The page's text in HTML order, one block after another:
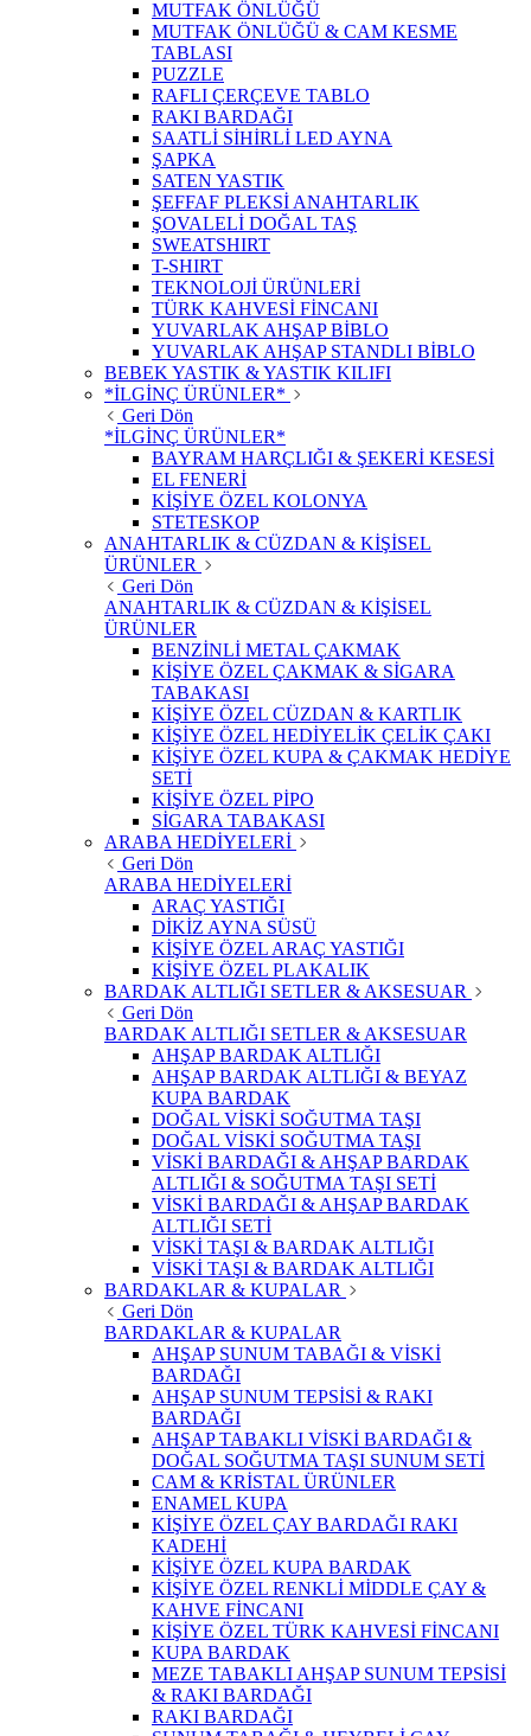
MUTFAK ÖNLÜĞÜ
MUTFAK ÖNLÜĞÜ & CAM KESME
TABLASI
PUZZLE
RAFLI ÇERÇEVE TABLO
RAKI BARDAĞI
SAATLİ SİHİRLİ LED AYNA
ŞAPKA
SATEN YASTIK
ŞEFFAF PLEKSİ ANAHTARLIK
ŞOVALELİ DOĞAL TAŞ
SWEATSHIRT
T-SHIRT
TEKNOLOJİ ÜRÜNLERİ
TÜRK KAHVESİ FİNCANI
YUVARLAK AHŞAP BİBLO
YUVARLAK AHŞAP STANDLI BİBLO
BEBEK YASTIK & YASTIK KILIFI
*İLGİNÇ ÜRÜNLER*
Geri Dön
*İLGİNÇ ÜRÜNLER*
BAYRAM HARÇLIĞI & ŞEKERİ KESESİ
EL FENERİ
KİŞİYE ÖZEL KOLONYA
STETESKOP
ANAHTARLIK & CÜZDAN & KİŞİSEL
ÜRÜNLER
Geri Dön
ANAHTARLIK & CÜZDAN & KİŞİSEL
ÜRÜNLER
BENZİNLİ METAL ÇAKMAK
KİŞİYE ÖZEL ÇAKMAK & SİGARA
TABAKASI
KİŞİYE ÖZEL CÜZDAN & KARTLIK
KİŞİYE ÖZEL HEDİYELİK ÇELİK ÇAKI
KİŞİYE ÖZEL KUPA & ÇAKMAK HEDİYE
SETİ
KİŞİYE ÖZEL PİPO
SİGARA TABAKASI
ARABA HEDİYELERİ
Geri Dön
ARABA HEDİYELERİ
ARAÇ YASTIĞI
DİKİZ AYNA SÜSÜ
KİŞİYE ÖZEL ARAÇ YASTIĞI
KİŞİYE ÖZEL PLAKALIK
BARDAK ALTLIĞI SETLER & AKSESUAR
Geri Dön
BARDAK ALTLIĞI SETLER & AKSESUAR
AHŞAP BARDAK ALTLIĞI
AHŞAP BARDAK ALTLIĞI & BEYAZ
KUPA BARDAK
DOĞAL VİSKİ SOĞUTMA TAŞI
DOĞAL VİSKİ SOĞUTMA TAŞI
VİSKİ BARDAĞI & AHŞAP BARDAK
ALTLIĞI & SOĞUTMA TAŞI SETİ
VİSKİ BARDAĞI & AHŞAP BARDAK
ALTLIĞI SETİ
VİSKİ TAŞI & BARDAK ALTLIĞI
VİSKİ TAŞI & BARDAK ALTLIĞI
BARDAKLAR & KUPALAR
Geri Dön
BARDAKLAR & KUPALAR
AHŞAP SUNUM TABAĞI & VİSKİ
BARDAĞI
AHŞAP SUNUM TEPSİSİ & RAKI
BARDAĞI
AHŞAP TABAKLI VİSKİ BARDAĞI &
DOĞAL SOĞUTMA TAŞI SUNUM SETİ
CAM & KRİSTAL ÜRÜNLER
ENAMEL KUPA
KİŞİYE ÖZEL ÇAY BARDAĞI RAKI
KADEHİ
KİŞİYE ÖZEL KUPA BARDAK
KİŞİYE ÖZEL RENKLİ MİDDLE ÇAY &
KAHVE FİNCANI
KİŞİYE ÖZEL TÜRK KAHVESİ FİNCANI
KUPA BARDAK
MEZE TABAKLI AHŞAP SUNUM TEPSİSİ
& RAKI BARDAĞI
RAKI BARDAĞI